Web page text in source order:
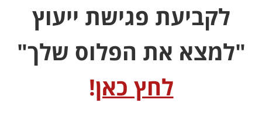
לקביעת פגישת ייעוץ
"למצא את הפלוס שלך"
לחץ כאן!